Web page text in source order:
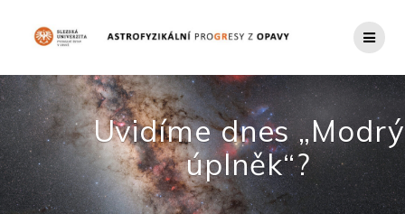
obsah
Uvidíme dnes „Modrý
úplněk“?